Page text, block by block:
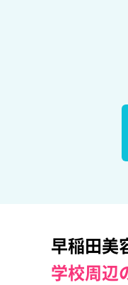
早稲田美
学校周辺